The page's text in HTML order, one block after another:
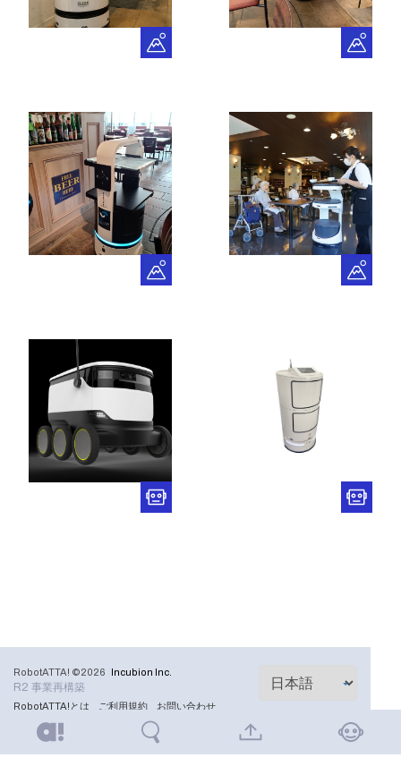
RobotATTA! ©2026 Incubion Inc.
R2 事業再構築
RobotATTA!とは ご利用規約 お問い合わせ